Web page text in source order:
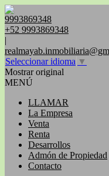
9993869348
+52 9993869348
|
Seleccionar idioma ▼
Mostrar original
MENÚ
LLAMAR
La Empresa
Venta
Renta
Desarrollos
Admón de Propiedad
Contacto